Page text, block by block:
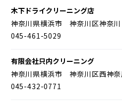
木下ドライクリーニング店
神奈川県横浜市 神奈川区神奈川
045-461-5029
有限会社只内クリーニング
神奈川県横浜市 神奈川区西神奈
045-432-0771